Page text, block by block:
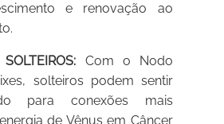
e renovação ao
Com o Nodo
solteiros podem sentir
para conexões mais
de Vênus em Câncer